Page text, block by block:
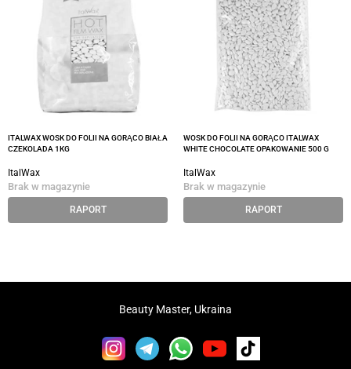
ITALWAX WOSK DO FOLII NA GORĄCO BIAŁA
CZEKOLADA 1KG
ItalWax
Brak w magazynie
RAPORT
WOSK DO FOLII NA GORĄCO ITALWAX
WHITE CHOCOLATE OPAKOWANIE 500 G
ItalWax
Brak w magazynie
RAPORT
Beauty Master, Ukraina